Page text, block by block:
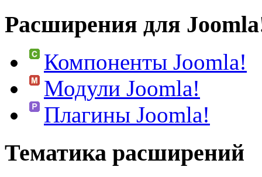
Расширения для
Компоненты Joomla!
Модули Joomla!
Плагины Joomla!
Тематика расширений